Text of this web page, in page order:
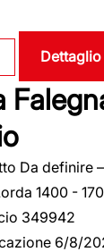
Da definire
1400 -
349942
6/8/